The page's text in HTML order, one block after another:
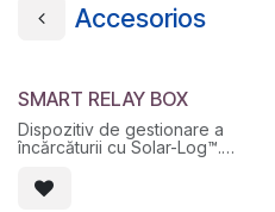
Accesorios
SMART RELAY BOX
Dispozitiv de gestionare a
încărcăturii cu Solar-Log™.
potențial.